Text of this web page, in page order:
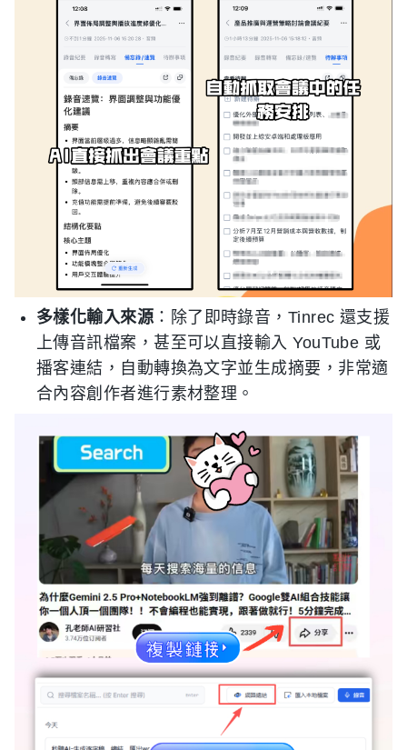
多樣化輸入來源 ：除了即時錄音，Tinrec 還支援
上傳音訊檔案，甚至可以直接輸入 YouTube 或
播客連結，自動轉換為文字並生成摘要，非常適
合內容創作者進行素材整理。